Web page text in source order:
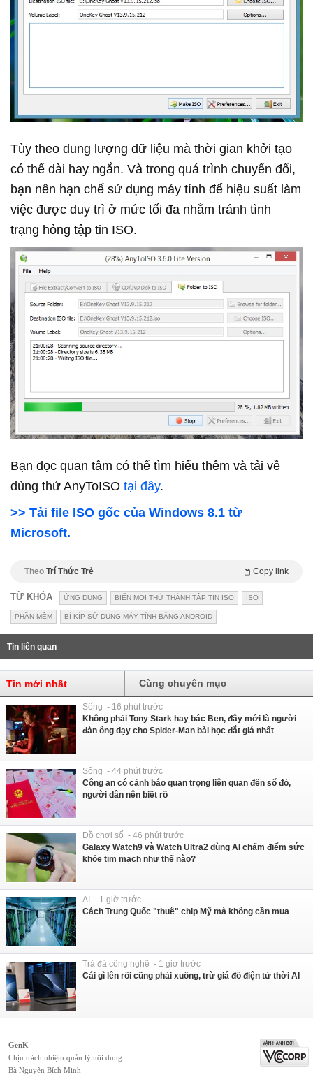
Tùy theo dung lượng dữ liệu mà thời gian khởi tạo
có thể dài hay ngắn. Và trong quá trình chuyển đổi,
bạn nên hạn chế sử dụng máy tính để hiệu suất làm
việc được duy trì ở mức tối đa nhằm tránh tình
trạng hỏng tập tin ISO.
Bạn đọc quan tâm có thể tìm hiểu thêm và tải về
dùng thử AnyToISO tại đây.
>> Tải file ISO gốc của Windows 8.1 từ
Microsoft.
Theo Trí Thức Trẻ Copy link
TỪ KHÓA ỨNG DỤNG BIẾN MỌI THỨ THÀNH TẬP TIN ISO ISO
PHẦN MỀM BÍ KÍP SỬ DỤNG MÁY TÍNH BẢNG ANDROID
Tin liên quan
Tin mới nhất Cùng chuyên mục
Sống - 16 phút trước
Không phải Tony Stark hay bác Ben, đây mới là người
đàn ông dạy cho Spider-Man bài học đắt giá nhất
Sống - 44 phút trước
Công an có cảnh báo quan trọng liên quan đến sổ đỏ,
người dân nên biết rõ
Đồ chơi số - 46 phút trước
Galaxy Watch9 và Watch Ultra2 dùng AI chấm điểm sức
khỏe tim mạch như thế nào?
AI - 1 giờ trước
Cách Trung Quốc "thuê" chip Mỹ mà không cần mua
Trà đá công nghệ - 1 giờ trước
Cái gì lên rồi cũng phải xuống, trừ giá đồ điện tử thời AI
GenK
Chịu trách nhiệm quản lý nội dung:
Bà Nguyễn Bích Minh